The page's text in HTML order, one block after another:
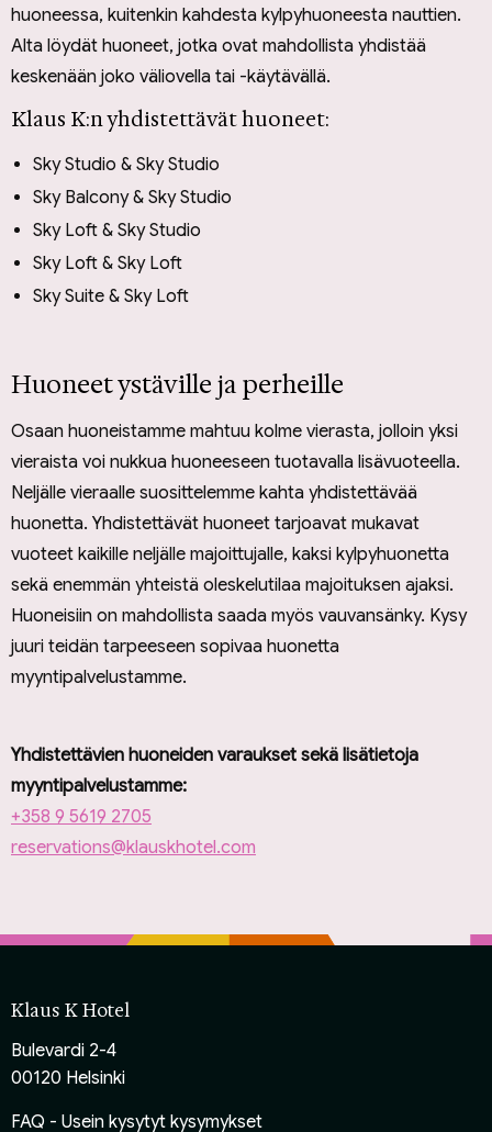
huoneessa, kuitenkin kahdesta kylpyhuoneesta nauttien.
Alta löydät huoneet, jotka ovat mahdollista yhdistää
keskenään joko väliovella tai -käytävällä.
Klaus K:n yhdistettävät huoneet:
Sky Studio & Sky Studio
Sky Balcony & Sky Studio
Sky Loft & Sky Studio
Sky Loft & Sky Loft
Sky Suite & Sky Loft
Huoneet ystäville ja perheille
Osaan huoneistamme mahtuu kolme vierasta, jolloin yksi
vieraista voi nukkua huoneeseen tuotavalla lisävuoteella.
Neljälle vieraalle suosittelemme kahta yhdistettävää
huonetta. Yhdistettävät huoneet tarjoavat mukavat
vuoteet kaikille neljälle majoittujalle, kaksi kylpyhuonetta
sekä enemmän yhteistä oleskelutilaa majoituksen ajaksi.
Huoneisiin on mahdollista saada myös vauvansänky. Kysy
juuri teidän tarpeeseen sopivaa huonetta
myyntipalvelustamme.
Yhdistettävien huoneiden varaukset sekä lisätietoja
myyntipalvelustamme:
+358 9 5619 2705
reservations@klauskhotel.com
Klaus K Hotel
Bulevardi 2-4
00120 Helsinki
FAQ - Usein kysytyt kysymykset